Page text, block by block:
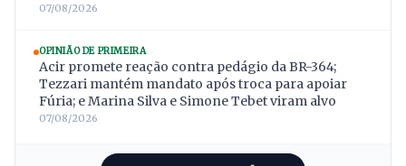
07/08/2026
OPINIÃO DE PRIMEIRA
Acir promete reação contra pedágio da BR-364;
Tezzari mantém mandato após troca para apoiar
Fúria; e Marina Silva e Simone Tebet viram alvo
07/08/2026